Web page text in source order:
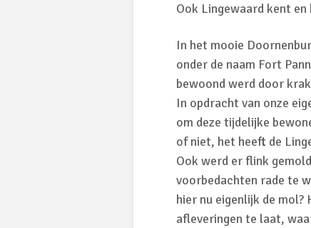
Ook Lingewaard kent
In het mooie
onder de naam Fort
bewoond werd door
In opdracht van onze
om deze tijdelijke
of niet, het heeft de
Ook werd er flink
voorbedachten rade te
hier nu eigenlijk de
afleveringen te laat,